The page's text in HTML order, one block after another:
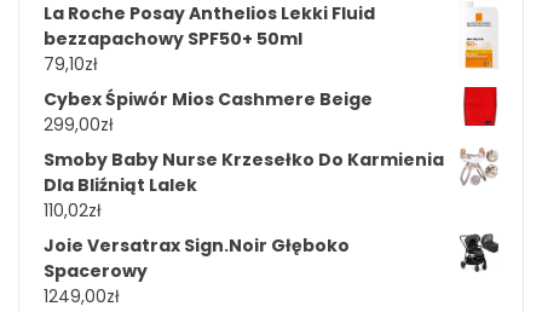
La Roche Posay Anthelios Lekki Fluid
bezzapachowy SPF50+ 50ml
79,10zł
Cybex Śpiwór Mios Cashmere Beige
299,00zł
Smoby Baby Nurse Krzesełko Do Karmienia
Dla Bliźniąt Lalek
110,02zł
Joie Versatrax Sign.Noir Głęboko
Spacerowy
1249,00zł